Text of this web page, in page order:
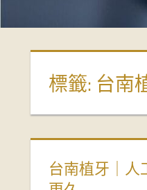
醫
診
所-
台
標籤: 台南
台南植牙｜人